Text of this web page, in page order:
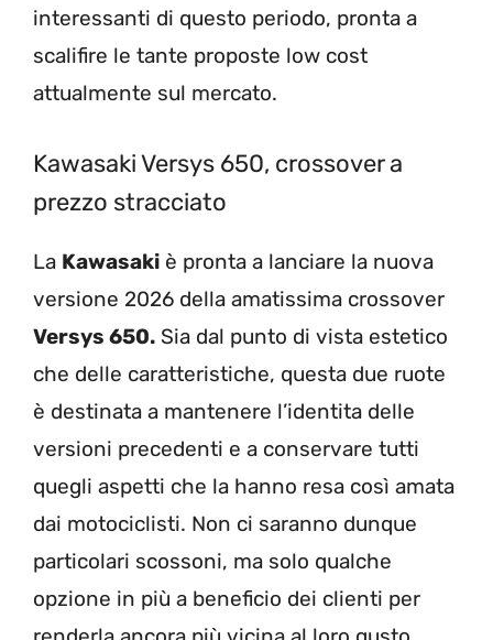
interessanti di questo periodo, pronta a
scalifire le tante proposte low cost
attualmente sul mercato.
Kawasaki Versys 650, crossover a
prezzo stracciato
La Kawasaki è pronta a lanciare la nuova
versione 2026 della amatissima crossover
Versys 650. Sia dal punto di vista estetico
che delle caratteristiche, questa due ruote
è destinata a mantenere l’identita delle
versioni precedenti e a conservare tutti
quegli aspetti che la hanno resa così amata
dai motociclisti. Non ci saranno dunque
particolari scossoni, ma solo qualche
opzione in più a beneficio dei clienti per